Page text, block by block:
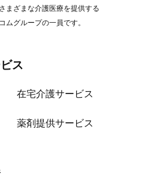
まざまな介護医療を提供する
ムグループの一員です。
ス
在宅介護サービス
薬剤提供サービス